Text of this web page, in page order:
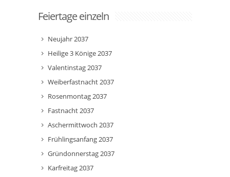
Feiertage einzeln
Neujahr 2037
Heilige 3 Könige 2037
Valentinstag 2037
Weiberfastnacht 2037
Rosenmontag 2037
Fastnacht 2037
Aschermittwoch 2037
Frühlingsanfang 2037
Gründonnerstag 2037
Karfreitag 2037